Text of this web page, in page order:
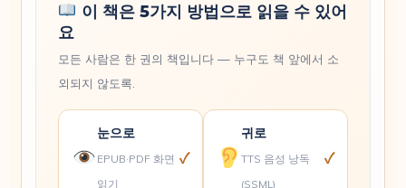
이 책은 5가지 방법으로 읽을 수 있어
요
모든 사람은 한 권의 책입니다 — 누구도 책 앞에서 소
외되지 않도록.
눈으로
EPUB·PDF 화면
읽기
✓
귀로
TTS 음성 낭독
(SSML)
✓